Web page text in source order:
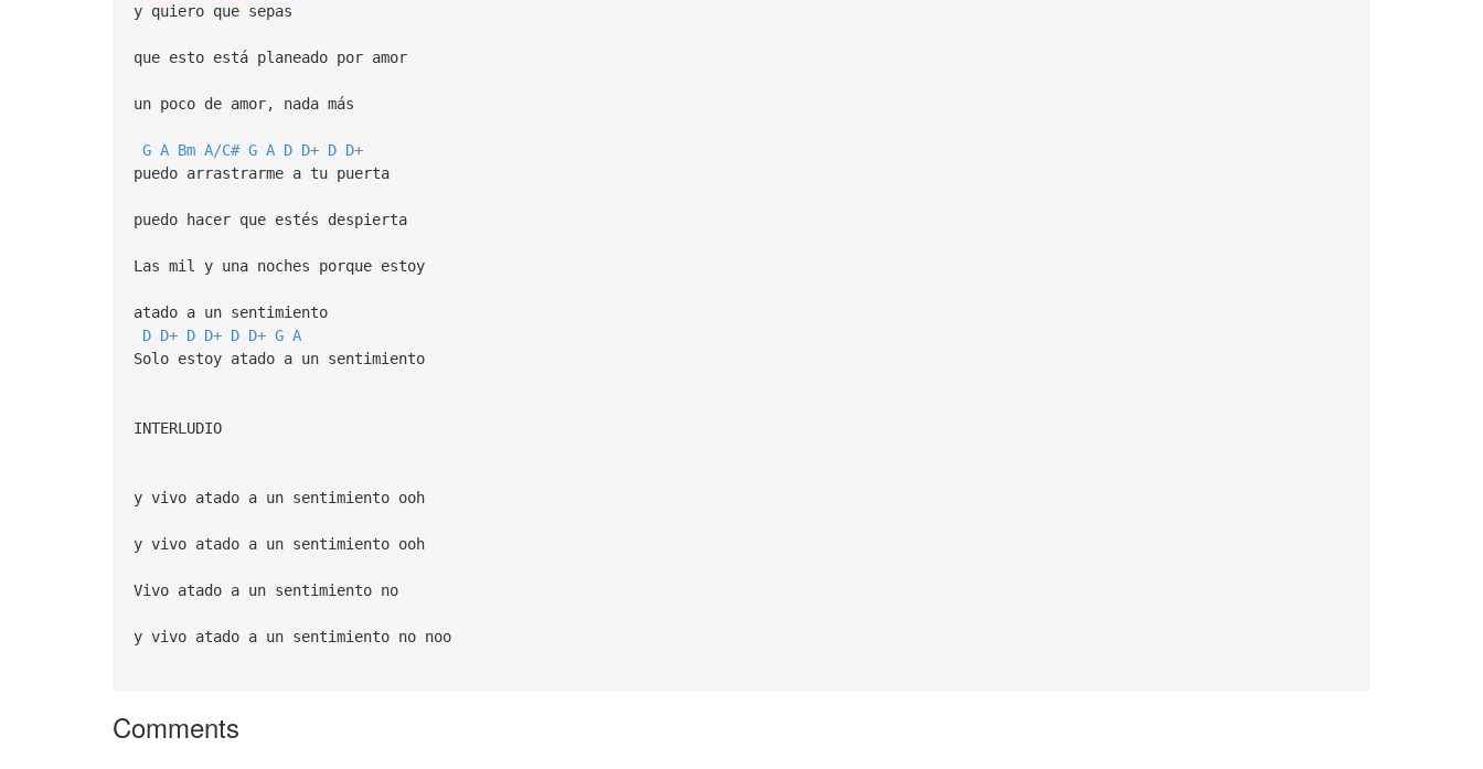
y quiero que sepas
que esto está planeado por amor
un poco de amor, nada más
G A Bm A/C# G A D D+ D D+
puedo arrastrarme a tu puerta
puedo hacer que estés despierta
Las mil y una noches porque estoy
atado a un sentimiento
D D+ D D+ D D+ G A
Solo estoy atado a un sentimiento
INTERLUDIO
y vivo atado a un sentimiento ooh
y vivo atado a un sentimiento ooh
Vivo atado a un sentimiento no
y vivo atado a un sentimiento no noo
Comments